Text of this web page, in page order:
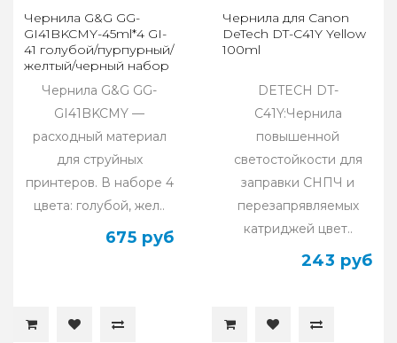
Чернила G&G GG-
GI41BKCMY-45ml*4 GI-
41 голубой/пурпурный/
желтый/черный набор
Чернила G&G GG-
GI41BKCMY —
расходный материал
для струйных
принтеров. В наборе 4
цвета: голубой, жел..
675 руб
Чернила для Canon
DeTech DT-C41Y Yellow
100ml
DETECH DT-
C41Y:Чернила
повышенной
светостойкости для
заправки СНПЧ и
перезапрявляемых
катриджей цвет..
243 руб